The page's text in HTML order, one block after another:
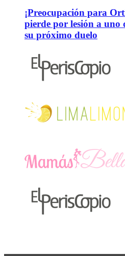
¡Preocupación para
pierde por lesión a uno
su próximo duelo